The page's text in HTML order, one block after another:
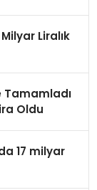
Liralık
Tamamladı
Oldu
17 milyar